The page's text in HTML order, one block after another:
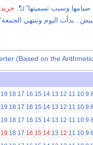
صيامها وسبب تسميتها" .
بدأت اليوم وتنتهي
(Based on the
9
10
11
12
13
14
15
16
17
18
19
8
9
10
11
12
13
14
15
16
17
18
19
9
10
11
12
13
14
15
16
17
18
19
8
9
10
11
12
13
14
15
16
17
18
19